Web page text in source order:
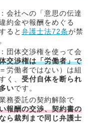
：会社への「意思の伝達
約金や報酬をめぐる
ると 弁護士法72条が禁
：団体交渉権を使って会
交渉権は「労働者」で
労働者ではない）は組
く、 受付自体を断られ
いです。
業務委託の契約解除で
報酬の交渉、契約書の
ら裁判まで同じ弁護士